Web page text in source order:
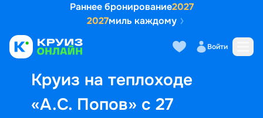
Раннее бронирование2027
2027миль каждому
Войти
Круиз на теплоходе
«А.С. Попов» с 27
Выбор кают Маршрут и